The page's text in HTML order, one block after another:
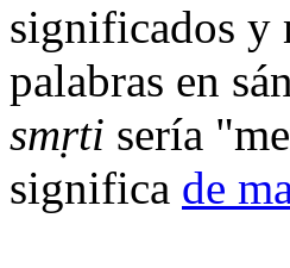
significados y
palabras en
smṛti sería
significa de